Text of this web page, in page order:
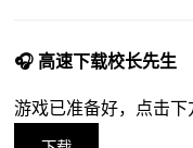
🎧 高速下载校长先生
游戏已准备好，点击下